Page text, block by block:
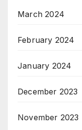
March 2024
February 2024
January 2024
December 2023
November 2023